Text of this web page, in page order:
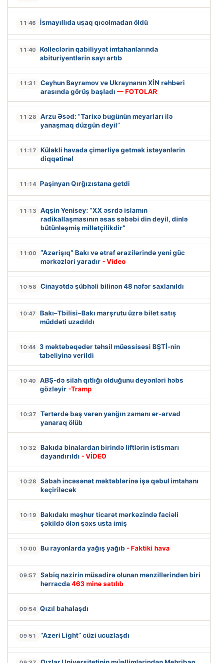
11:46 İsmayıllıda uşaq qıcolmadan öldü
11:40
Kolleclərin qabiliyyət imtahanlarında
abituriyentlərin sayı artıb
11:31
Ceyhun Bayramov və Ukraynanın XİN rəhbəri
arasında görüş başladı — FOTOLAR
11:28
Arzu Əsəd: “Tarixə bugünün meyarları ilə
yanaşmaq düzgün deyil”
11:17
Küləkli havada çimərliyə getmək istəyənlərin
diqqətinə!
11:14 Paşinyan Qırğızıstana getdi
11:13
Aqşin Yenisey: “XX əsrdə islamın
radikallaşmasının əsas səbəbi din deyil, dinlə
bütünləşmiş millətçilikdir”
11:00
“Azərişıq” Bakı və ətraf ərazilərində yeni güc
mərkəzləri yaradır - Video
10:58 Cinayətdə şübhəli bilinən 48 nəfər saxlanıldı
10:47
Bakı–Tbilisi–Bakı marşrutu üzrə bilet satış
müddəti uzadıldı
10:44 3 məktəbəqədər təhsil müəssisəsi BŞTİ-nin
tabeliyinə verildi
10:40
ABŞ-də silah qıtlığı olduğunu deyənləri həbs
gözləyir -Tramp
10:37
Tərtərdə baş verən yanğın zamanı ər-arvad
yanaraq ölüb
10:32
Bakıda binalardan birində liftlərin istismarı
dayandırıldı - VİDEO
10:28
Sabah incəsənət məktəblərinə işə qəbul imtahanı
keçiriləcək
10:19
Bakıdakı məşhur ticarət mərkəzində faciəli
şəkildə ölən şəxs usta imiş
10:00 Bu rayonlarda yağış yağıb - Faktiki hava
09:57
Sabiq nazirin müsadirə olunan mənzillərindən biri
hərracda 463 minə satılıb
09:54 Qızıl bahalaşdı
09:51 “Azeri Light” cüzi ucuzlaşdı